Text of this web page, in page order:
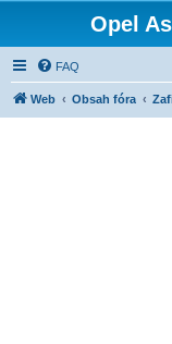
Opel
FAQ
Web Obsah fóra